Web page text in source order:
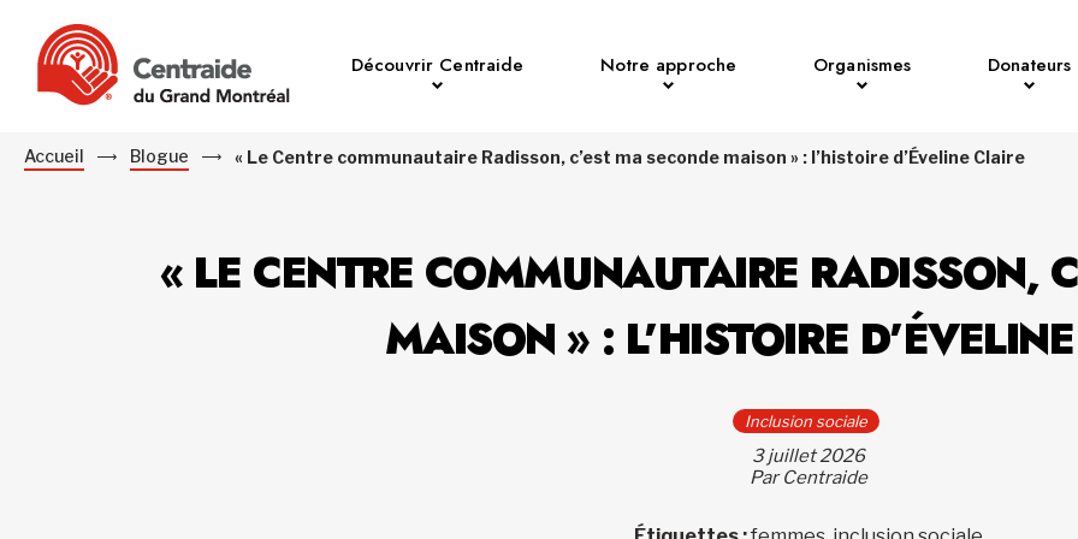
Découvrir Centraide Notre approche Organismes Donateurs
Accueil Blogue « Le Centre communautaire Radisson, c’est ma seconde maison » : l’histoire d’Éveline Claire
« LE CENTRE COMMUNAUTAIRE RADISSON,
MAISON » : L’HISTOIRE
Inclusion sociale
3 juillet 2026
Par Centraide